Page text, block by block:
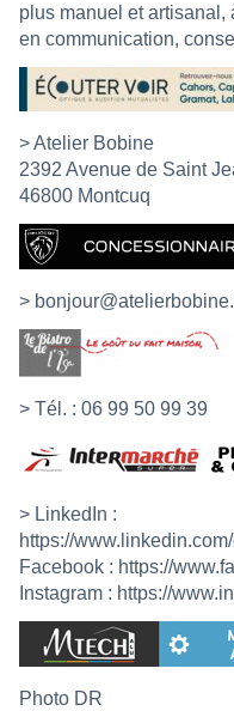
plus manuel et artisanal,
en communication,
> Atelier Bobine
2392 Avenue de Saint
46800 Montcuq
>
> Tél. : 06 99 50 99 39
> LinkedIn :
https://
Facebook : https://
Instagram : https://
Photo DR